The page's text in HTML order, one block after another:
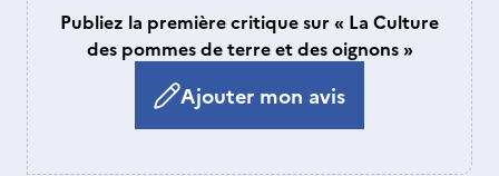
Publiez la première critique sur « La Culture
des pommes de terre et des oignons »
Ajouter mon avis